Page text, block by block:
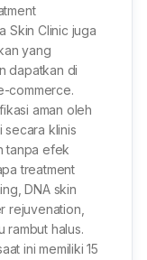
Skin Clinic juga
yang
dapatkan di
commerce.
aman oleh
secara klinis
tanpa efek
treatment
DNA skin
rejuvenation,
rambut halus.
ini memiliki 15